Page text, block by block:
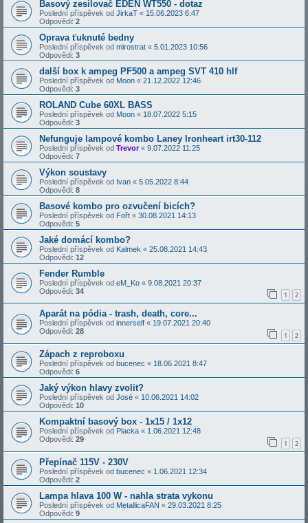
Basový zesilovač EDEN WT550 - dotaz
Poslední příspěvek od JirkaT « 15.06.2023 6:47
Odpovědi: 2
Oprava ťuknuté bedny
Poslední příspěvek od mirostrat « 5.01.2023 10:56
Odpovědi: 3
další box k ampeg PF500 a ampeg SVT 410 hlf
Poslední příspěvek od Moon « 21.12.2022 12:46
Odpovědi: 3
ROLAND Cube 60XL BASS
Poslední příspěvek od Moon « 18.07.2022 5:15
Odpovědi: 3
Nefunguje lampové kombo Laney Ironheart irt30-112
Poslední příspěvek od Trevor« 9.07.2022 11:25
Odpovědi: 7
Výkon soustavy
Poslední příspěvek od Ivan « 5.05.2022 8:44
Odpovědi: 8
Basové kombo pro ozvučení bicích?
Poslední příspěvek od Fořt « 30.08.2021 14:13
Odpovědi: 5
Jaké domácí kombo?
Poslední příspěvek od Kalmek « 25.08.2021 14:43
Odpovědi: 12
Fender Rumble
Poslední příspěvek od eM_Ko « 9.08.2021 20:37
Odpovědi: 34 1 2
Aparát na pódia - trash, death, core...
Poslední příspěvek od innerself « 19.07.2021 20:40
Odpovědi: 28 1 2
Zápach z reproboxu
Poslední příspěvek od bucenec « 18.06.2021 8:47
Odpovědi: 6
Jaký výkon hlavy zvolit?
Poslední příspěvek od José « 10.06.2021 14:02
Odpovědi: 10
Kompaktní basový box - 1x15 / 1x12
Poslední příspěvek od Placka « 1.06.2021 12:48
Odpovědi: 29 1 2
Přepínač 115V - 230V
Poslední příspěvek od bucenec « 1.06.2021 12:34
Odpovědi: 2
Lampa hlava 100 W - nahla strata vykonu
Poslední příspěvek od MetallicaFAN « 29.03.2021 8:25
Odpovědi: 9